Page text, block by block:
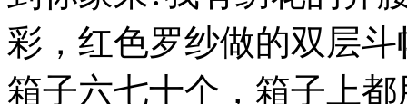
彩，红色罗纱做的双层
箱子六七十个，箱子上